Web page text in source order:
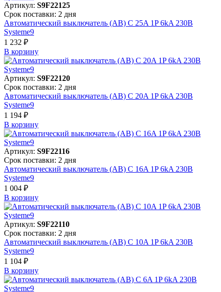
Артикул: S9F22125
Срок поставки: 2 дня
Автоматический выключатель (АВ) C 25A 1P 6kA 230В
Systeme9
1 232 ₽
В корзинy
Артикул: S9F22120
Срок поставки: 2 дня
Автоматический выключатель (АВ) C 20A 1P 6kA 230В
Systeme9
1 194 ₽
В корзинy
Артикул: S9F22116
Срок поставки: 2 дня
Автоматический выключатель (АВ) C 16A 1P 6kA 230В
Systeme9
1 004 ₽
В корзинy
Артикул: S9F22110
Срок поставки: 2 дня
Автоматический выключатель (АВ) C 10A 1P 6kA 230В
Systeme9
1 104 ₽
В корзинy